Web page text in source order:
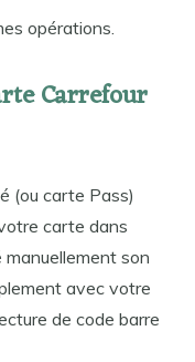
opérations.
Carrefour
(ou carte Pass)
carte dans
son
avec votre
de code barre